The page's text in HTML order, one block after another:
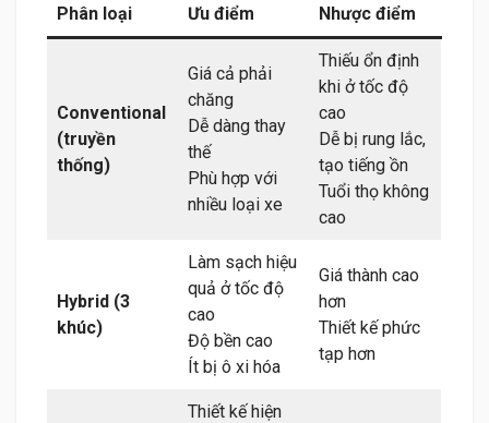
Phân loại Ưu điểm Nhược điểm
Conventional
(truyền
thống)
Giá cả phải
chăng
Dễ dàng thay
thế
Phù hợp với
nhiều loại xe
Thiếu ổn định
khi ở tốc độ
cao
Dễ bị rung lắc,
tạo tiếng ồn
Tuổi thọ không
cao
Hybrid (3
khúc)
Làm sạch hiệu
quả ở tốc độ
cao
Độ bền cao
Ít bị ô xi hóa
Giá thành cao
hơn
Thiết kế phức
tạp hơn
Thiết kế hiện